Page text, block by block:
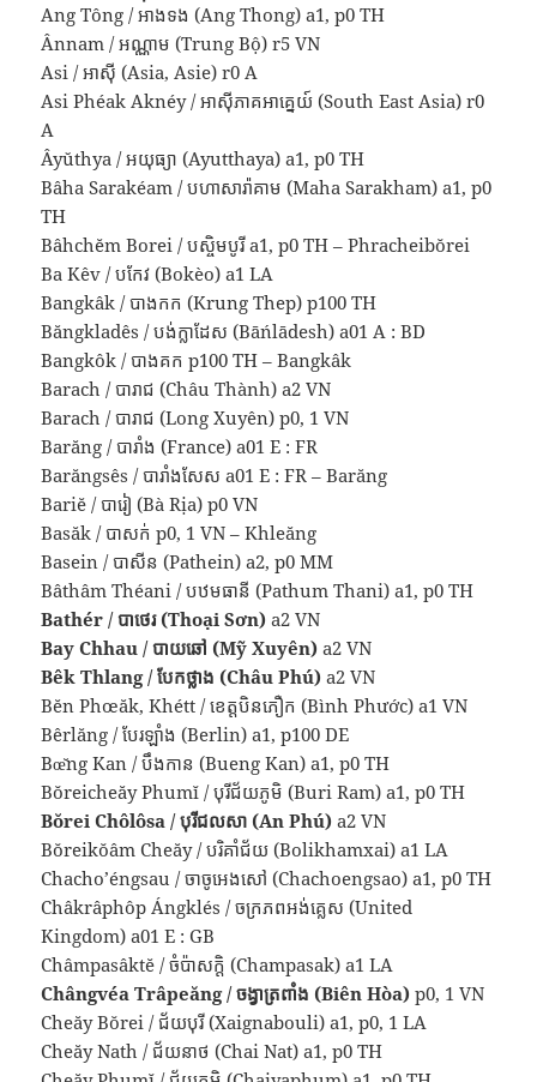
Ang Tông / អាងទង (Ang Thong) a1, p0 TH
Ânnam / អណ្ណាម (Trung Bộ) r5 VN
Asi / អាស៊ី (Asia, Asie) r0 A
Asi Phéak Aknéy / អាស៊ីភាគអាគ្នេយ៍ (South East Asia) r0
A
Âyŭthya / អយុធ្យា (Ayutthaya) a1, p0 TH
Bâha Sarakéam / បហាសារ៉ាគាម (Maha Sarakham) a1, p0
TH
Bâhchĕm Borei / បស្ចិមបូរី a1, p0 TH – Phracheibŏrei
Ba Kêv / បកែវ (Bokèo) a1 LA
Bangkâk / បាងកក (Krung Thep) p100 TH
Băngkladês / បង់ក្លាដែស (Bāńlādesh) a01 A : BD
Bangkôk / បាងគក p100 TH – Bangkâk
Barach / បារាជ (Châu Thành) a2 VN
Barach / បារាជ (Long Xuyên) p0, 1 VN
Barăng / បារាំង (France) a01 E : FR
Barăngsês / បារាំងសែស a01 E : FR – Barăng
Bariĕ / បារៀ (Bà Rịa) p0 VN
Basăk / បាសក់ p0, 1 VN – Khleăng
Basein / បាសីន (Pathein) a2, p0 MM
Bâthâm Théani / បឋមធានី (Pathum Thani) a1, p0 TH
Bathér / បាថេរ (Thoại Sơn) a2 VN
Bay Chhau / បាយឆៅ (Mỹ Xuyên) a2 VN
Bêk Thlang / បែកថ្លាង (Châu Phú) a2 VN
Bĕn Phœăk, Khétt / ខេត្តបិនភឿក (Bình Phước) a1 VN
Bêrlăng / បែរឡាំង (Berlin) a1, p100 DE
Bœ̆ng Kan / បឹងកាន (Bueng Kan) a1, p0 TH
Bŏreicheăy Phumĭ / បុរីជ័យភូមិ (Buri Ram) a1, p0 TH
Bŏrei Chôlôsa / បុរីជលសា (An Phú) a2 VN
Bŏreikŏâm Cheăy / បរិគាំជ័យ (Bolikhamxai) a1 LA
Chacho’éngsau / ចាចូអេងសៅ (Chachoengsao) a1, p0 TH
Châkrâphôp Ángklés / ចក្រភពអង់គ្លេស (United
Kingdom) a01 E : GB
Châmpasâktĕ / ចំប៉ាសក្តិ (Champasak) a1 LA
Chângvéa Trâpeăng / ចង្វាត្រពាំង (Biên Hòa) p0, 1 VN
Cheăy Bŏrei / ជ័យបុរី (Xaignabouli) a1, p0, 1 LA
Cheăy Nath / ជ័យនាថ (Chai Nat) a1, p0 TH